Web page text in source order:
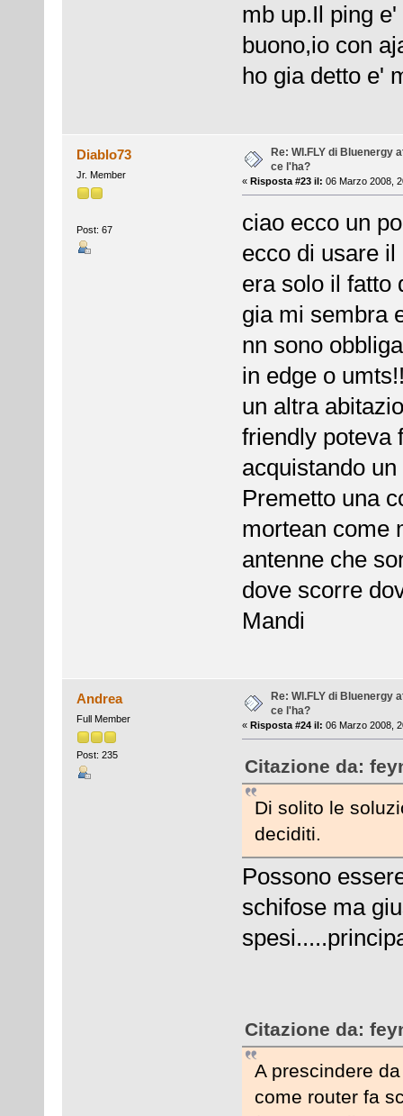
mb up.Il ping
buono,io con
ho gia detto e'
Diablo73
Jr. Member
Post: 67
Re: WI.FLY di Bluenergy
ce l'ha?
« Risposta #23 il: 06 Marzo 2008,
ciao ecco un
ecco di usare
era solo il fatto
gia mi sembra
nn sono
in edge o
un altra
friendly poteva
acquistando
Premetto una
mortean come
antenne che
dove scorre
Mandi
Andrea
Full Member
Post: 235
Re: WI.FLY di Bluenergy
ce l'ha?
« Risposta #24 il: 06 Marzo 2008,
Citazione da:
Di solito le
deciditi.
Possono
schifose ma
Citazione da:
A prescindere
come router fa